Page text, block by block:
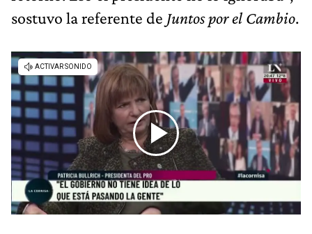
sostuvo la referente de Juntos por el Cambio.